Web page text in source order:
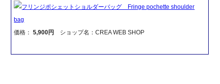
フリンジポシェットショルダーバッグ Fringe pochette shoulder
bag
価格：5,900円 ショップ名：CREA WEB SHOP